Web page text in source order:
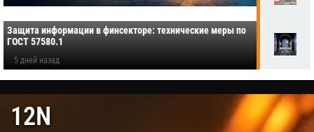
Защита информации в финсекторе: технические меры по
ГОСТ 57580.1
5 дней назад
12N